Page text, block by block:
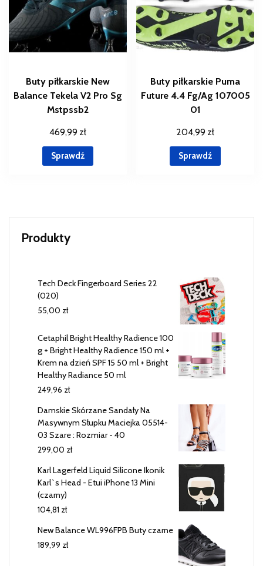
Buty piłkarskie New
Balance Tekela V2 Pro Sg
Mstpssb2
469,99 zł
Sprawdź
Buty piłkarskie Puma
Future 4.4 Fg/Ag 107005
01
204,99 zł
Sprawdź
Produkty
Tech Deck Fingerboard Series 22
(020)
55,00 zł
Cetaphil Bright Healthy Radience 100
g + Bright Healthy Radience 150 ml +
Krem na dzień SPF 15 50 ml + Bright
Healthy Radiance 50 ml
249,96 zł
Damskie Skórzane Sandały Na
Masywnym Słupku Maciejka 05514-
03 Szare : Rozmiar - 40
299,00 zł
Karl Lagerfeld Liquid Silicone Ikonik
Karl`s Head - Etui iPhone 13 Mini
(czarny)
104,81 zł
New Balance WL996FPB Buty czarne
189,99 zł